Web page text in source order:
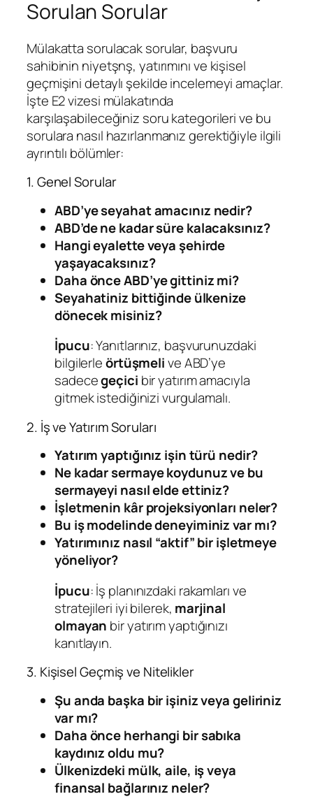
Sorulan Sorular
Mülakatta sorulacak sorular, başvuru
sahibinin niyetşnş, yatırımını ve kişisel
geçmişini detaylı şekilde incelemeyi amaçlar.
İşte E2 vizesi mülakatında
karşılaşabileceğiniz soru kategorileri ve bu
sorulara nasıl hazırlanmanız gerektiğiyle ilgili
ayrıntılı bölümler:
1. Genel Sorular
ABD’ye seyahat amacınız nedir?
ABD’de ne kadar süre kalacaksınız?
Hangi eyalette veya şehirde
yaşayacaksınız?
Daha önce ABD’ye gittiniz mi?
Seyahatiniz bittiğinde ülkenize
dönecek misiniz?
İpucu: Yanıtlarınız, başvurunuzdaki
bilgilerleörtüşmelive ABD’ye
sadecegeçici bir yatırım amacıyla
gitmek istediğinizi vurgulamalı.
2. İş ve Yatırım Soruları
Yatırım yaptığınız işin türü nedir?
Ne kadar sermaye koydunuz ve bu
sermayeyi nasıl elde ettiniz?
İşletmenin kâr projeksiyonları neler?
Bu iş modelinde deneyiminiz var mı?
Yatırımınız nasıl “aktif” bir işletmeye
yöneliyor?
İpucu: İş planınızdaki rakamları ve
stratejileri iyi bilerek, marjinal
olmayan bir yatırım yaptığınızı
kanıtlayın.
3. Kişisel Geçmiş ve Nitelikler
Şu anda başka bir işiniz veya geliriniz
var mı?
Daha önce herhangi bir sabıka
kaydınız oldu mu?
Ülkenizdeki mülk, aile, iş veya
finansal bağlarınız neler?